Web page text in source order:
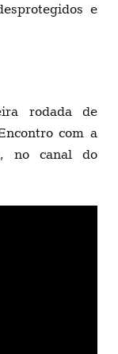
e
rodada de
com a
no canal do